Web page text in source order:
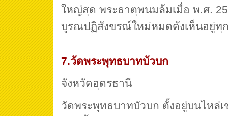
ใหญ่สุด พระธาตุพนมล้มเมื่อ พ.ศ.
บูรณปฏิสังขรณ์ใหม่หมดดังเห็นอยู่ทุ
7.วัดพระพุทธบาทบัวบก
จังหวัดอุดรธานี
วัดพระพุทธบาทบัวบก ตั้งอยู่บนไหล่